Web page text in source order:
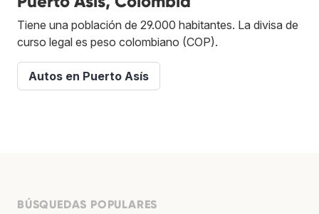
Tiene una población de 29.000 habitantes. La divisa de
curso legal es peso colombiano (COP).
Autos en Puerto Asís
BÚSQUEDAS POPULARES